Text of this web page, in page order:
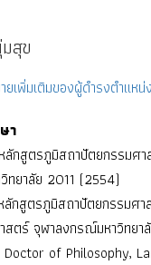
สุข
ยเพิ่มเติมของผู้ดำรงตำแหน่
า
กสูตรภูมิสถาปัตยกรรมศ
ทยาลัย 2011 (2554)
กสูตรภูมิสถาปัตยกรรมศ
สตร์ จุฬาลงกรณ์มหาวิทย
of Philosophy,